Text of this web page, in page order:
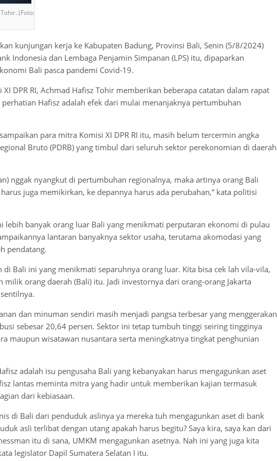
(Foto:
kunjungan kerja ke Kabupaten Badung, Provinsi Bali, Senin (5/8/2024)
Indonesia dan Lembaga Penjamin Simpanan (LPS) itu, dipaparkan
Bali pasca pandemi Covid-19.
XI DPR RI, Achmad Hafisz Tohir memberikan beberapa catatan dalam rapat
Hafisz adalah efek dari mulai menanjaknya pertumbuhan
para mitra Komisi XI DPR RI itu, masih belum tercermin angka
Bruto (PDRB) yang timbul dari seluruh sektor perekonomian di daerah
nggak nyangkut di pertumbuhan regionalnya, maka artinya orang Bali
juga memikirkan, ke depannya harus ada perubahan,” kata politisi
lebih banyak orang luar Bali yang menikmati perputaran ekonomi di pulau
lantaran banyaknya sektor usaha, terutama akomodasi yang
pendatang.
di Bali ini yang menikmati separuhnya orang luar. Kita bisa cek lah vila-vila,
milik orang daerah (Bali) itu. Jadi investornya dari orang-orang Jakarta
dan minuman sendiri masih menjadi pangsa terbesar yang menggerakan
sebesar 20,64 persen. Sektor ini tetap tumbuh tinggi seiring tingginya
maupun wisatawan nusantara serta meningkatnya tingkat penghunian
adalah isu pengusaha Bali yang kebanyakan harus mengagunkan aset
lantas meminta mitra yang hadir untuk memberikan kajian termasuk
dari kebiasaan.
di Bali dari penduduk aslinya ya mereka tuh mengagunkan aset di bank
asli terlibat dengan utang apakah harus begitu? Saya kira, saya kan dari
itu di sana, UMKM mengagunkan asetnya. Nah ini yang juga kita
legislator Dapil Sumatera Selatan I itu.